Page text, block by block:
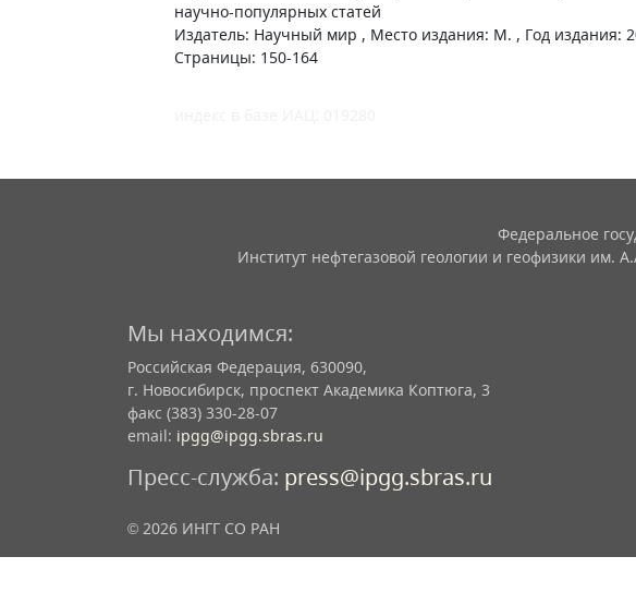
научно-популярных статей
Издатель: Научный мир , Место издания: М. , Год издания:
Страницы: 150-164
Федеральное
Институт нефтегазовой геологии и геофизики им.
Мы находимся:
Российская Федерация, 630090,
г. Новосибирск, проспект Академика Коптюга, 3
факс (383) 330-28-07
email: ipgg@ipgg.sbras.ru
Пресс-служба: press@ipgg.sbras.ru
© 2026 ИНГГ СО РАН